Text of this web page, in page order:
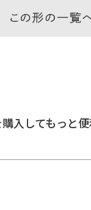
内
などの繊細な素材の衣類
意ください。※濡れたま
入してもっと便